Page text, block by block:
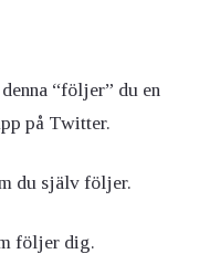
“följer” du en
på Twitter.
du själv följer.
följer dig.